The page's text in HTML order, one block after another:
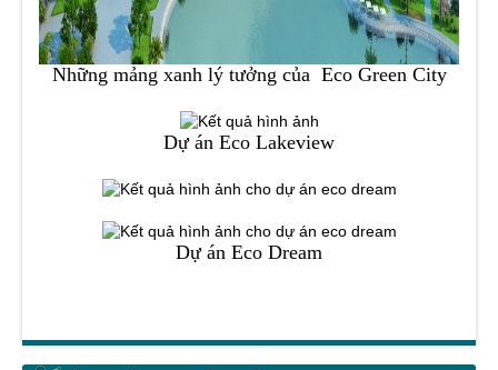
Những mảng xanh lý tưởng của Eco Green City
Dự án Eco Lakeview
Dự án Eco Dream